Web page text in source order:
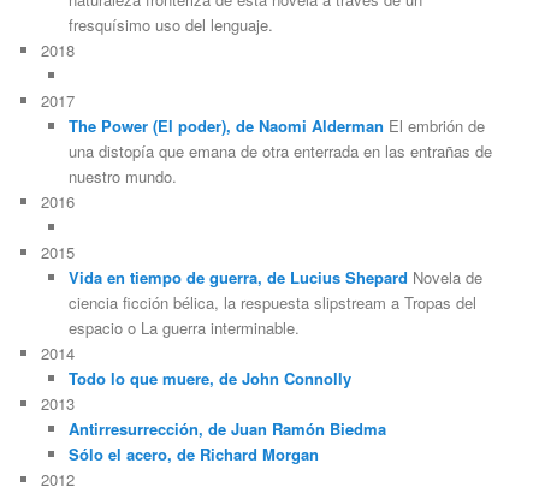
fresquísimo uso del lenguaje.
2018
2017
The Power (El poder), de Naomi Alderman El embrión de
una distopía que emana de otra enterrada en las entrañas de
nuestro mundo.
2016
2015
Vida en tiempo de guerra, de Lucius Shepard Novela de
ciencia ficción bélica, la respuesta slipstream a Tropas del
espacio o La guerra interminable.
2014
Todo lo que muere, de John Connolly
2013
Antirresurrección, de Juan Ramón Biedma
Sólo el acero, de Richard Morgan
2012